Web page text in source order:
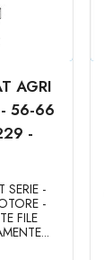
AGRI
56-66
-
SERIE -
-
FILE